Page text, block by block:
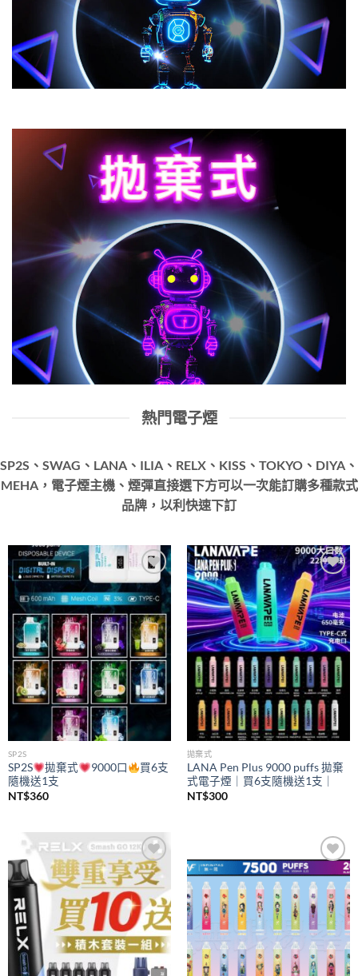
熱門電子煙
SP2S、SWAG、LANA、ILIA、RELX、KISS、TOKYO、DIYA、
MEHA，電子煙主機、煙彈直接選下方可以一次能訂購多種款式
品牌，以利快速下訂
Add to
wishlist
SP2S
SP2S 拋棄式 9000口
買6支
隨機送1支
NT$360
Add to
wishlist
拋棄式
LANA Pen Plus 9000 puffs 拋棄
式電子煙｜買6支隨機送1支｜
NT$300
Add to
wishlist
Add to
wishlist